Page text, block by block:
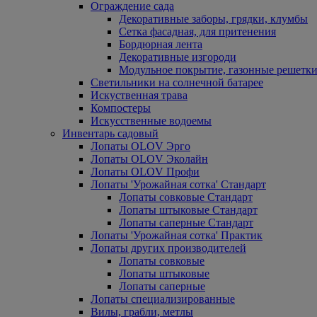
Ограждение сада
Декоративные заборы, грядки, клумбы
Сетка фасадная, для притенения
Бордюрная лента
Декоративные изгороди
Модульное покрытие, газонные
Светильники на солнечной батарее
Искуственная трава
Компостеры
Искусственные водоемы
Инвентарь садовый
Лопаты OLOV Эрго
Лопаты OLOV Эколайн
Лопаты OLOV Профи
Лопаты 'Урожайная сотка' Стандарт
Лопаты совковые Стандарт
Лопаты штыковые Стандарт
Лопаты саперные Стандарт
Лопаты 'Урожайная сотка' Практик
Лопаты других производителей
Лопаты совковые
Лопаты штыковые
Лопаты саперные
Лопаты специализированные
Вилы, грабли, метлы